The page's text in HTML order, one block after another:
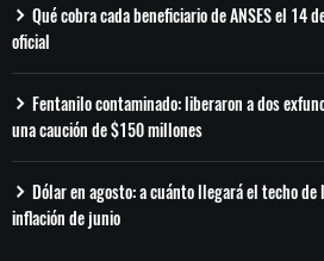
Qué cobra cada beneficiario de ANSES el 14
oficial
Fentanilo contaminado: liberaron a dos
una caución de $150 millones
Dólar en agosto: a cuánto llegará el techo
inflación de junio